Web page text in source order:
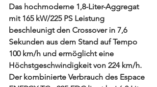
Das hochmoderne 1,8-Liter-Aggregat
mit 165 kW/225 PS Leistung
beschleunigt den Crossover in 7,6
Sekunden aus dem Stand auf Tempo
100 km/h und ermöglicht eine
Höchstgeschwindigkeit von 224 km/h.
Der kombinierte Verbrauch des Espace